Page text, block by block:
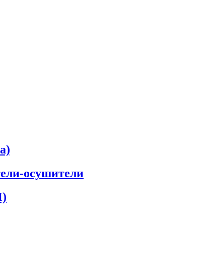
осушители